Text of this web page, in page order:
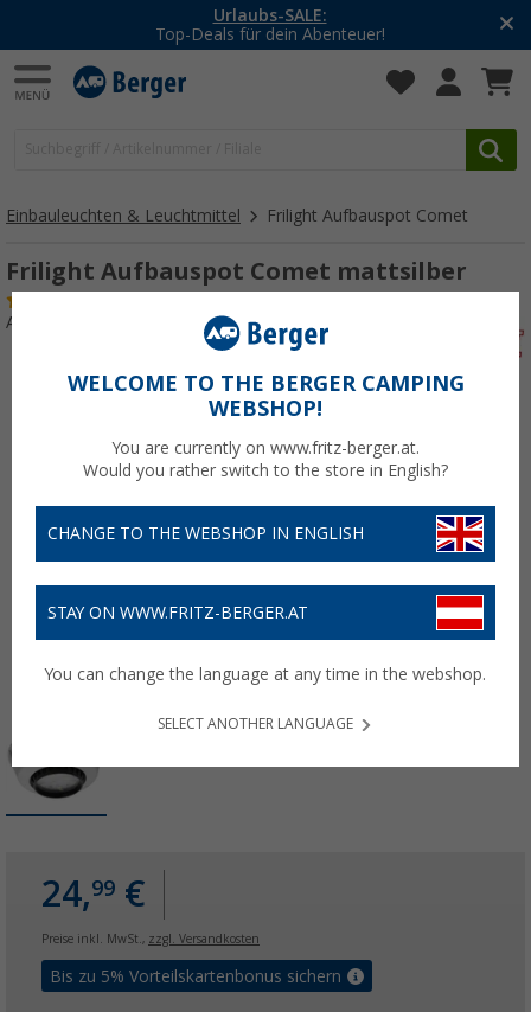
-20% auf Kleidung und Schuhe
Mit dem Aktionscode20SSV
Einbauleuchten & Leuchtmittel Frilight Aufbauspot Comet
Frilight Aufbauspot Comet mattsilber
Art.-Nr.: 229440
24,99 €
Preise inkl. MwSt., zzgl. Versandkosten
Bis zu 5% Vorteilskartenbonus sichern
WELCOME TO THE BERGER CAMPING
WEBSHOP!
You are currently on www.fritz-berger.at.
Would you rather switch to the store in English?
CHANGE TO THE WEBSHOP IN ENGLISH
STAY ON WWW.FRITZ-BERGER.AT
You can change the language at any time in the webshop.
SELECT ANOTHER LANGUAGE